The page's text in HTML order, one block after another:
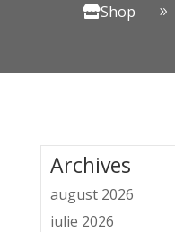
Shop
Archives
august 2026
iulie 2026